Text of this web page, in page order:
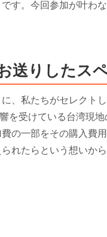
す。今回参加が叶わ
送りしたス
、私たちがセレクト
を受けている台湾現
の一部をその購入費
れたらという想いか